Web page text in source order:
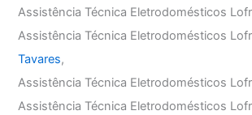
Assistência Técnica Eletrodomésticos
Assistência Técnica Eletrodomésticos
Tavares,
Assistência Técnica Eletrodomésticos
Assistência Técnica Eletrodomésticos